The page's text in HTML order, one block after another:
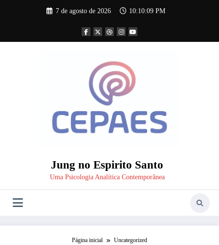
7 de agosto de 2026 10:10:10 PM
Jung no Espirito Santo
Uma Psicologia Analítica Contemporânea
Página inicial
Uncategorized